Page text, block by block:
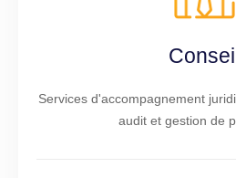
Services d'accompagnement
audit et gestion de